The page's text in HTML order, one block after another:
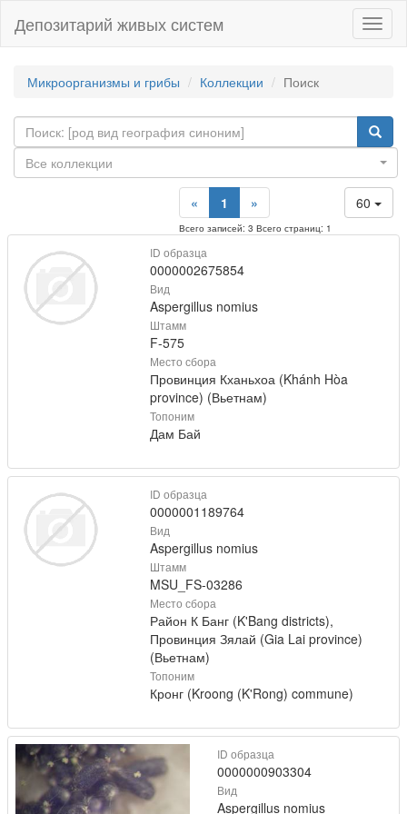
Депозитарий живых систем
Микроорганизмы и грибы Коллекции Поиск
Все коллекции
60
« 1 »
Всего записей: 3 Всего страниц: 1
ID образца
0000002675854
Вид
Aspergillus nomius
Штамм
F-575
Место сбора
Провинция Кханьхоа (Khánh Hòa
province) (Вьетнам)
Топоним
Дам Бай
ID образца
0000001189764
Вид
Aspergillus nomius
Штамм
MSU_FS-03286
Место сбора
Район К Банг (K'Bang districts),
Провинция Зялай (Gia Lai province)
(Вьетнам)
Топоним
Кронг (Kroong (K'Rong) commune)
ID образца
0000000903304
Вид
Aspergillus nomius